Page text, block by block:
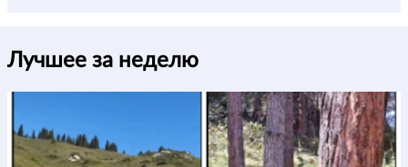
Лучшее за неделю